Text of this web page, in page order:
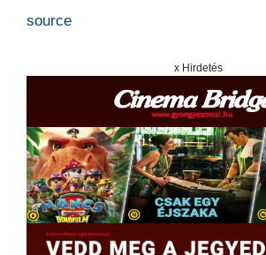
source
x Hirdetés